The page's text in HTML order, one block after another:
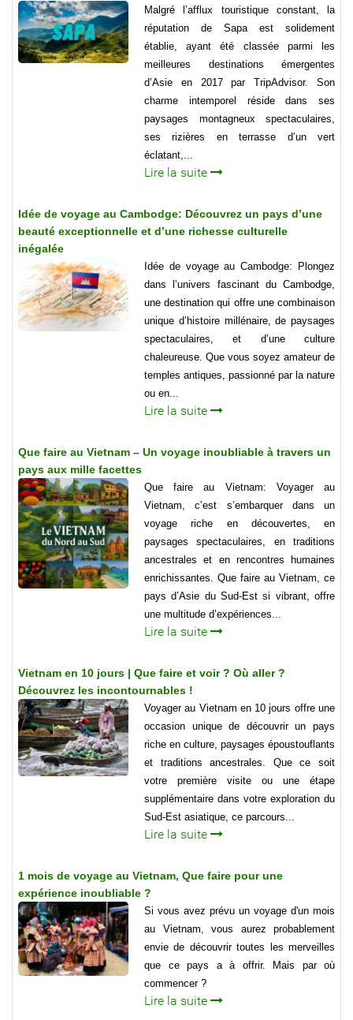
Malgré l’afflux touristique constant, la
réputation de Sapa est solidement
établie, ayant été classée parmi les
meilleures destinations émergentes
d’Asie en 2017 par TripAdvisor. Son
charme intemporel réside dans ses
paysages montagneux spectaculaires,
ses rizières en terrasse d’un vert
éclatant,...
Lire la suite
Idée de voyage au Cambodge: Découvrez un pays d’une
beauté exceptionnelle et d’une richesse culturelle
inégalée
Idée de voyage au Cambodge: Plongez
dans l’univers fascinant du Cambodge,
une destination qui offre une combinaison
unique d’histoire millénaire, de paysages
spectaculaires, et d’une culture
chaleureuse. Que vous soyez amateur de
temples antiques, passionné par la nature
ou en...
Lire la suite
Que faire au Vietnam – Un voyage inoubliable à travers un
pays aux mille facettes
Que faire au Vietnam: Voyager au
Vietnam, c’est s’embarquer dans un
voyage riche en découvertes, en
paysages spectaculaires, en traditions
ancestrales et en rencontres humaines
enrichissantes. Que faire au Vietnam, ce
pays d’Asie du Sud-Est si vibrant, offre
une multitude d’expériences...
Lire la suite
Vietnam en 10 jours | Que faire et voir ? Où aller ?
Découvrez les incontournables !
Voyager au Vietnam en 10 jours offre une
occasion unique de découvrir un pays
riche en culture, paysages époustouflants
et traditions ancestrales. Que ce soit
votre première visite ou une étape
supplémentaire dans votre exploration du
Sud-Est asiatique, ce parcours...
Lire la suite
1 mois de voyage au Vietnam, Que faire pour une
expérience inoubliable ?
Si vous avez prévu un voyage d'un mois
au Vietnam, vous aurez probablement
envie de découvrir toutes les merveilles
que ce pays a à offrir. Mais par où
commencer ?
Lire la suite